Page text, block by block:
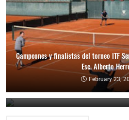
Campeones y finalistas del torneo ITF
Esc. Alberto
February 23,
Ganadores y finalistas del torneo ITF
February 10,